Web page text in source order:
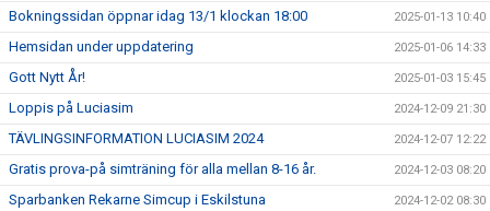
Bokningssidan öppnar idag 13/1 klockan 18:00 2025-01-13 10:40
Hemsidan under uppdatering 2025-01-06 14:33
Gott Nytt År! 2025-01-03 15:45
Loppis på Luciasim 2024-12-09 21:30
TÄVLINGSINFORMATION LUCIASIM 2024 2024-12-07 12:22
Gratis prova-på simträning för alla mellan 8-16 år. 2024-12-03 08:20
Sparbanken Rekarne Simcup i Eskilstuna 2024-12-02 08:30